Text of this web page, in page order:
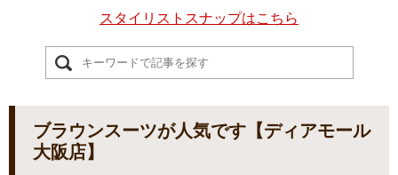
スタイリストスナップはこちら
ブラウンスーツが人気です【ディアモール
大阪店】